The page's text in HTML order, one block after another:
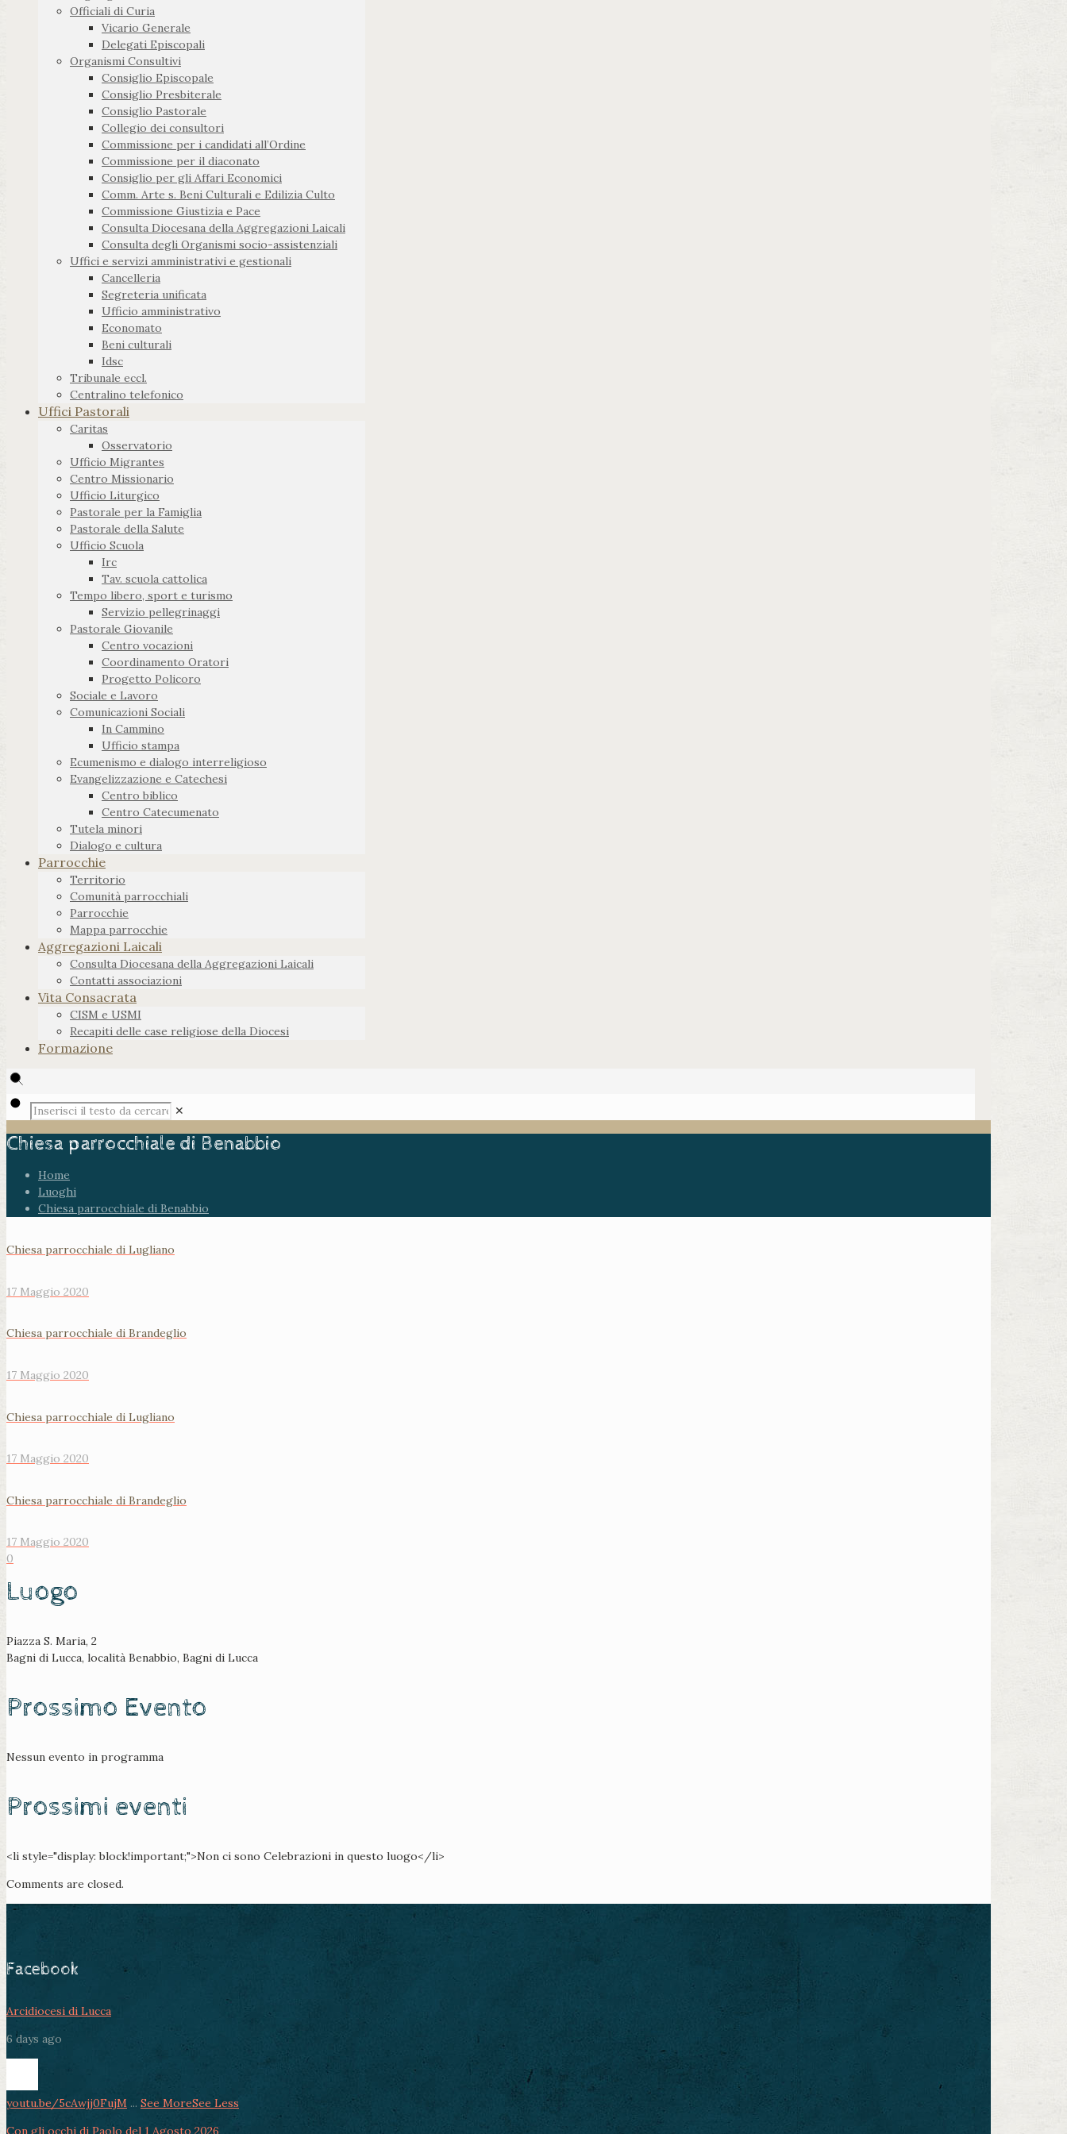
Officiali di Curia
Vicario Generale
Delegati Episcopali
Organismi Consultivi
Consiglio Episcopale
Consiglio Presbiterale
Consiglio Pastorale
Collegio dei consultori
Commissione per i candidati all’Ordine
Commissione per il diaconato
Consiglio per gli Affari Economici
Comm. Arte s. Beni Culturali e Edilizia Culto
Commissione Giustizia e Pace
Consulta Diocesana della Aggregazioni Laicali
Consulta degli Organismi socio-assistenziali
Uffici e servizi amministrativi e gestionali
Cancelleria
Segreteria unificata
Ufficio amministrativo
Economato
Beni culturali
Idsc
Tribunale eccl.
Centralino telefonico
Uffici Pastorali
Caritas
Osservatorio
Ufficio Migrantes
Centro Missionario
Ufficio Liturgico
Pastorale per la Famiglia
Pastorale della Salute
Ufficio Scuola
Irc
Tav. scuola cattolica
Tempo libero, sport e turismo
Servizio pellegrinaggi
Pastorale Giovanile
Centro vocazioni
Coordinamento Oratori
Progetto Policoro
Sociale e Lavoro
Comunicazioni Sociali
In Cammino
Ufficio stampa
Ecumenismo e dialogo interreligioso
Evangelizzazione e Catechesi
Centro biblico
Centro Catecumenato
Tutela minori
Dialogo e cultura
Parrocchie
Territorio
Comunità parrocchiali
Parrocchie
Mappa parrocchie
Aggregazioni Laicali
Consulta Diocesana della Aggregazioni Laicali
Contatti associazioni
Vita Consacrata
CISM e USMI
Recapiti delle case religiose della Diocesi
Formazione
✕
Chiesa parrocchiale di Benabbio
Home
Luoghi
Chiesa parrocchiale di Benabbio
Chiesa parrocchiale di Lugliano
17 Maggio 2020
Chiesa parrocchiale di Brandeglio
17 Maggio 2020
Chiesa parrocchiale di Lugliano
17 Maggio 2020
Chiesa parrocchiale di Brandeglio
17 Maggio 2020
0
Luogo
Piazza S. Maria, 2
Bagni di Lucca, località Benabbio, Bagni di Lucca
Prossimo Evento
Nessun evento in programma
Prossimi eventi
<li style="display: block!important;">Non ci sono Celebrazioni in questo luogo</li>
Comments are closed.
Facebook
Arcidiocesi di Lucca
6 days ago
youtu.be/5cAwjj0FujM ... See MoreSee Less
Con gli occhi di Paolo del 1 Agosto 2026